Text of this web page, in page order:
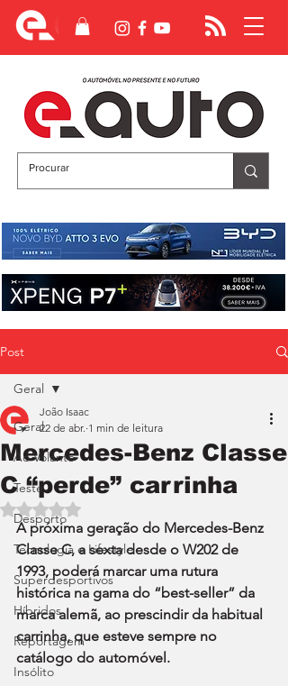
Post
Geral
Ao Volante
Teste
Desporto
Tecnologia e Lifestyle
Superdesportivos
Híbridos
Reportagem
Insólito
Geral
Mercedes-Benz Classe
C “perde” carrinha
João Isaac
22 de abr. 1 min de leitura
Avaliado com NaN de 5 estrelas.
A próxima geração do Mercedes-Benz
Classe C, a sexta desde o W202 de
1993, poderá marcar uma rutura
histórica na gama do “best-seller” da
marca alemã, ao prescindir da habitual
carrinha, que esteve sempre no
catálogo do automóvel.